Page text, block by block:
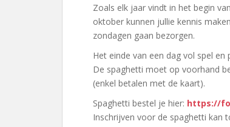
Zoals elk jaar vindt in het begin
oktober kunnen jullie kennis
zondagen gaan bezorgen.
Het einde van een dag vol spel
De spaghetti moet op voorhand
(enkel betalen met de kaart).
Spaghetti bestel je hier: https://
Inschrijven voor de spaghetti kan